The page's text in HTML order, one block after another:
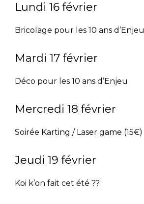
Lundi 16 février
Bricolage pour les 10 ans d’Enjeu
Mardi 17 février
Déco pour les 10 ans d’Enjeu
Mercredi 18 février
Soirée Karting / Laser game (15€)
Jeudi 19 février
Koi k’on fait cet été ??